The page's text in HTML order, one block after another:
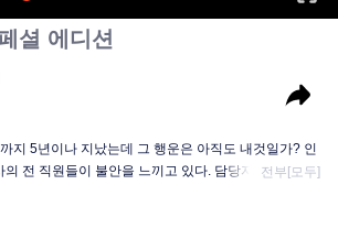
셜 에디션
지 5년이나 지났는데 그 행운은 아직도 내것일가? 인
의 전 직원들이 불안을 느끼고 있다. 담당자가 큰 인사
노여보았다. 5년 동안 소년은 남자로 성장하였고 저
전부[모두]